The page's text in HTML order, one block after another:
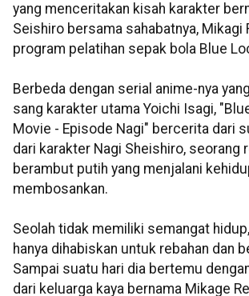
yang menceritakan kisah karakter
Seishiro bersama sahabatnya, Mikagi
program pelatihan sepak bola Blue
Berbeda dengan serial anime-nya
sang karakter utama Yoichi Isagi,
Movie - Episode Nagi" bercerita dari
dari karakter Nagi Sheishiro, seorang
berambut putih yang menjalani
membosankan.
Seolah tidak memiliki semangat
hanya dihabiskan untuk rebahan dan
Sampai suatu hari dia bertemu
dari keluarga kaya bernama Mikage